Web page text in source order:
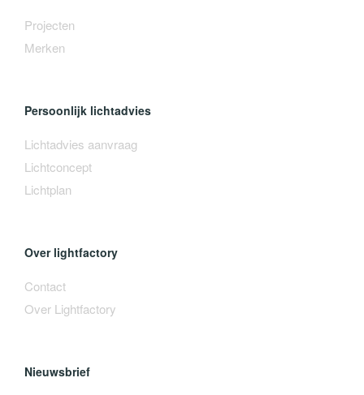
Projecten
Merken
Persoonlijk lichtadvies
Lichtadvies aanvraag
Lichtconcept
Lichtplan
Over lightfactory
Contact
Over Lightfactory
Nieuwsbrief